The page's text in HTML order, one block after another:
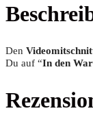
Den
Du auf “In den